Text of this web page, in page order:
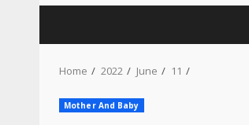
Home 2022 June 11
Mother And Baby